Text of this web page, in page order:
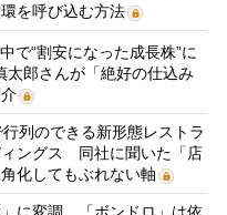
を呼び込む方法
で“割安になった成長株”に
郎さんが「絶好の仕込み
列のできる新形態レストラ
ィングス 同社に聞いた「店
化してもぶれない軸